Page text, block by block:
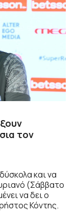
τον
και να
(Σάββατο
να δει ο
Κόντης.